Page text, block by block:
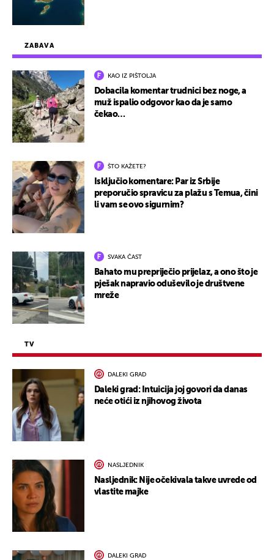
ZABAVA
KAO IZ PIŠTOLJA
Dobacila komentar trudnici bez noge, a
muž ispalio odgovor kao da je samo
čekao…
ŠTO KAŽETE?
Isključio komentare: Par iz Srbije
preporučio spravicu za plažu s Temua, čini
li vam se ovo sigurnim?
SVAKA ČAST
Bahato mu prepriječio prijelaz, a ono što je
pješak napravio oduševilo je društvene
mreže
TV
DALEKI GRAD
Daleki grad: Intuicija joj govori da danas
neće otići iz njihovog života
NASLJEDNIK
Nasljednik: Nije očekivala takve uvrede od
vlastite majke
DALEKI GRAD